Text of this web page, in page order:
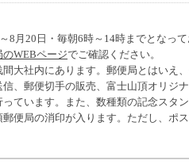
8月20日・毎朝6時～14時までとなっ
WEBページでご確認ください。
大社内にあります。郵便局とはいえ
信、郵便切手の販売、富士山頂オリジ
ています。また、数種類の記念スタ
便局の消印が入ります。ただし、ポ